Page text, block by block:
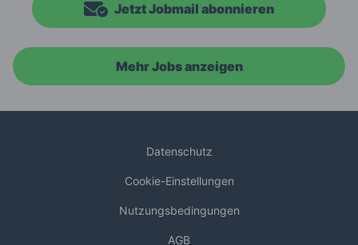
Jetzt Jobmail abonnieren
Mehr Jobs anzeigen
Datenschutz
Cookie-Einstellungen
Nutzungsbedingungen
AGB